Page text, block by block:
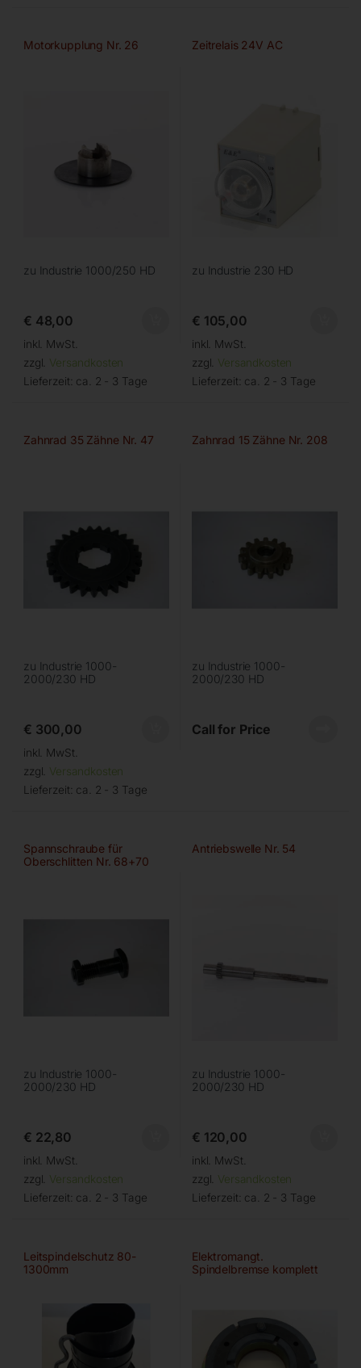
Motorkupplung Nr. 26
zu Industrie 1000/250 HD
€ 48,00
inkl. MwSt.
zzgl. Versandkosten
Lieferzeit: ca. 2 - 3 Tage
Zeitrelais 24V AC
zu Industrie 230 HD
€ 105,00
inkl. MwSt.
zzgl. Versandkosten
Lieferzeit: ca. 2 - 3 Tage
Zahnrad 35 Zähne Nr. 47
zu Industrie 1000-
2000/230 HD
€ 300,00
inkl. MwSt.
zzgl. Versandkosten
Lieferzeit: ca. 2 - 3 Tage
Zahnrad 15 Zähne Nr. 208
zu Industrie 1000-
2000/230 HD
Call for Price
Spannschraube für
Oberschlitten Nr. 68+70
zu Industrie 1000-
2000/230 HD
€ 22,80
inkl. MwSt.
zzgl. Versandkosten
Lieferzeit: ca. 2 - 3 Tage
Antriebswelle Nr. 54
zu Industrie 1000-
2000/230 HD
€ 120,00
inkl. MwSt.
zzgl. Versandkosten
Lieferzeit: ca. 2 - 3 Tage
Leitspindelschutz 80-
1300mm
Elektromangt.
Spindelbremse komplett